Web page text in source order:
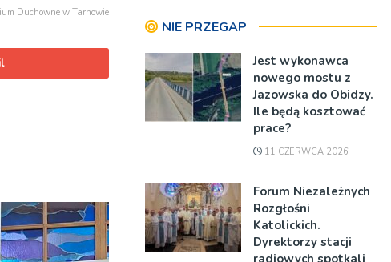
Duchowne w Tarnowie
NIE PRZEGAP
Jest wykonawca
nowego mostu z
Jazowska do Obidzy.
Ile będą kosztować
prace?
11 CZERWCA 2026
Forum Niezależnych
Rozgłośni
Katolickich.
Dyrektorzy stacji
radiowych spotkali